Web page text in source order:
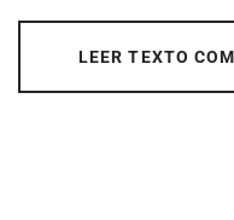
LEER TEXTO